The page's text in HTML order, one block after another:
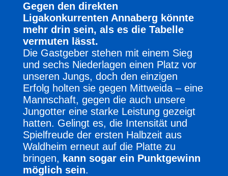
Gegen den direkten
Ligakonkurrenten Annaberg könnte
mehr drin sein, als es die Tabelle
vermuten lässt.
Die Gastgeber stehen mit einem Sieg
und sechs Niederlagen einen Platz vor
unseren Jungs, doch den einzigen
Erfolg holten sie gegen Mittweida – eine
Mannschaft, gegen die auch unsere
Jungotter eine starke Leistung gezeigt
hatten. Gelingt es, die Intensität und
Spielfreude der ersten Halbzeit aus
Waldheim erneut auf die Platte zu
bringen, kann sogar ein Punktgewinn
möglich sein.